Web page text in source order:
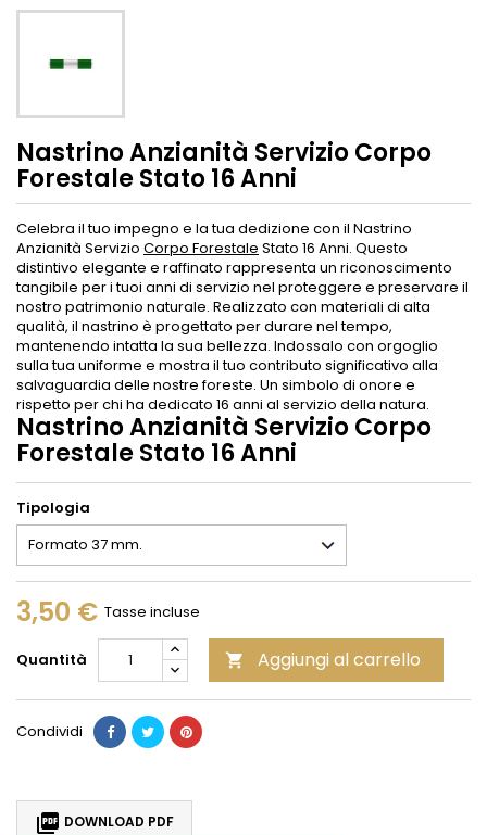
Nastrino Anzianità Servizio Corpo
Forestale Stato 16 Anni
Celebra il tuo impegno e la tua dedizione con il Nastrino
Anzianità Servizio Corpo Forestale Stato 16 Anni. Questo
distintivo elegante e raffinato rappresenta un riconoscimento
tangibile per i tuoi anni di servizio nel proteggere e preservare il
nostro patrimonio naturale. Realizzato con materiali di alta
qualità, il nastrino è progettato per durare nel tempo,
mantenendo intatta la sua bellezza. Indossalo con orgoglio
sulla tua uniforme e mostra il tuo contributo significativo alla
salvaguardia delle nostre foreste. Un simbolo di onore e
rispetto per chi ha dedicato 16 anni al servizio della natura.
Nastrino Anzianità Servizio Corpo
Forestale Stato 16 Anni
Tipologia
3,50 € Tasse incluse
Quantità  Aggiungi al carrello
Condividi
 DOWNLOAD PDF